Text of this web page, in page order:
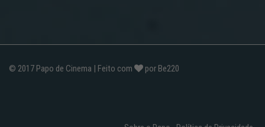
© 2017 Papo de Cinema | Feito com por Be220